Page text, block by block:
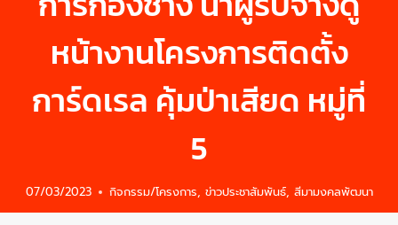
หน้างานโครงการติดตั้ง
การ์ดเรล คุ้มป่าเสียด หมู่ที่
5
07/03/2023 กิจกรรม/โครงการ, ข่าวประชาสัมพันธ์, สีมามงคลพัฒนา